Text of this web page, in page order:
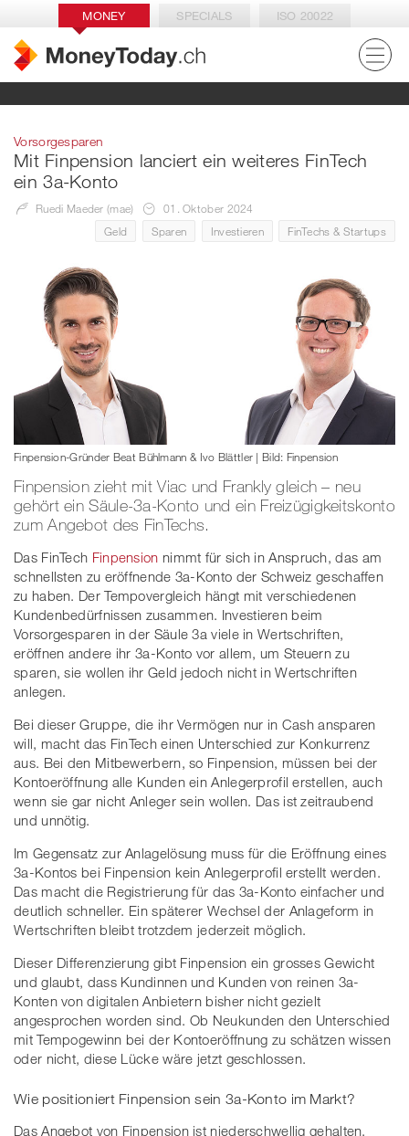
MONEY SPECIALS ISO 20022
Vorsorgesparen
Mit Finpension lanciert ein weiteres FinTech
ein 3a-Konto
Ruedi Maeder (mae)
01. Oktober 2024
Geld
Sparen Investieren FinTechs & Startups
Finpension-Gründer Beat Bühlmann & Ivo Blättler | Bild: Finpension
Finpension zieht mit Viac und Frankly gleich – neu
gehört ein Säule-3a-Konto und ein Freizügigkeitskonto
zum Angebot des FinTechs.
Das FinTech Finpension nimmt für sich in Anspruch, das am
schnellsten zu eröffnende 3a-Konto der Schweiz geschaffen
zu haben. Der Tempovergleich hängt mit verschiedenen
Kundenbedürfnissen zusammen. Investieren beim
Vorsorgesparen in der Säule 3a viele in Wertschriften,
eröffnen andere ihr 3a-Konto vor allem, um Steuern zu
sparen, sie wollen ihr Geld jedoch nicht in Wertschriften
anlegen.
Bei dieser Gruppe, die ihr Vermögen nur in Cash ansparen
will, macht das FinTech einen Unterschied zur Konkurrenz
aus. Bei den Mitbewerbern, so Finpension, müssen bei der
Kontoeröffnung alle Kunden ein Anlegerprofil erstellen, auch
wenn sie gar nicht Anleger sein wollen. Das ist zeitraubend
und unnötig.
Im Gegensatz zur Anlagelösung muss für die Eröffnung eines
3a-Kontos bei Finpension kein Anlegerprofil erstellt werden.
Das macht die Registrierung für das 3a-Konto einfacher und
deutlich schneller. Ein späterer Wechsel der Anlageform in
Wertschriften bleibt trotzdem jederzeit möglich.
Dieser Differenzierung gibt Finpension ein grosses Gewicht
und glaubt, dass Kundinnen und Kunden von reinen 3a-
Konten von digitalen Anbietern bisher nicht gezielt
angesprochen worden sind. Ob Neukunden den Unterschied
mit Tempogewinn bei der Kontoeröffnung zu schätzen wissen
oder nicht, diese Lücke wäre jetzt geschlossen.
Wie positioniert Finpension sein 3a-Konto im Markt?
Das Angebot von Finpension ist niederschwellig gehalten,